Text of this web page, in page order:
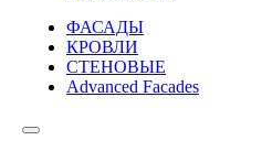
ФАСАДЫ
КРОВЛИ
СТЕНОВЫЕ
Advanced Facades